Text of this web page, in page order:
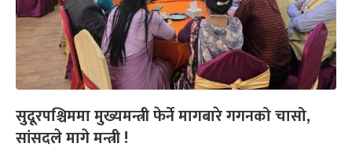
सुदूरपश्चिममा मुख्यमन्त्री फेर्ने मागबारे गगनको चासो,
सांसदले मागे मन्त्री !